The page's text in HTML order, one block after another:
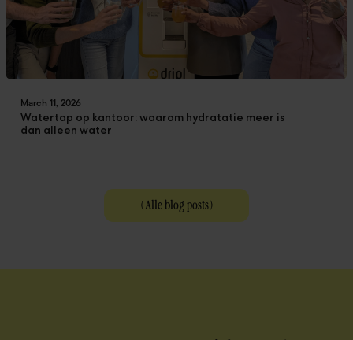
March 11, 2026
Watertap op kantoor: waarom hydratatie meer is
dan alleen water
(Alle blog posts)